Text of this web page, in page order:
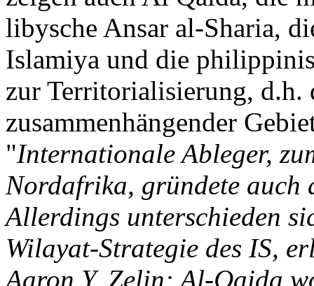
libysche Ansar al-Sharia,
Islamiya und die
zur Territorialisierung, d.h.
zusammenhängender
"Internationale Ableger,
Nordafrika, gründete auch
Allerdings unterschieden
Wilayat-Strategie des IS,
Aaron Y. Zelin: Al-Qaida